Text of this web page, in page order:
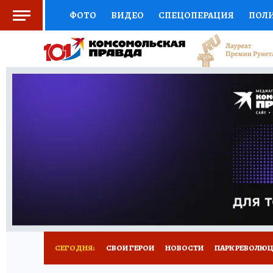
ФОТО ВИДЕО СПЕЦОПЕРАЦИЯ
СОЦПОДДЕРЖКА НАУКА СПОРТ
ВЫБОР ЭКСПЕРТОВ ДОКТОР
ПРОГНОЗЫ НА СПОРТ
СЕГОДНЯ: СВОИ ГЕРОИ НОВОСТИ ПАРК